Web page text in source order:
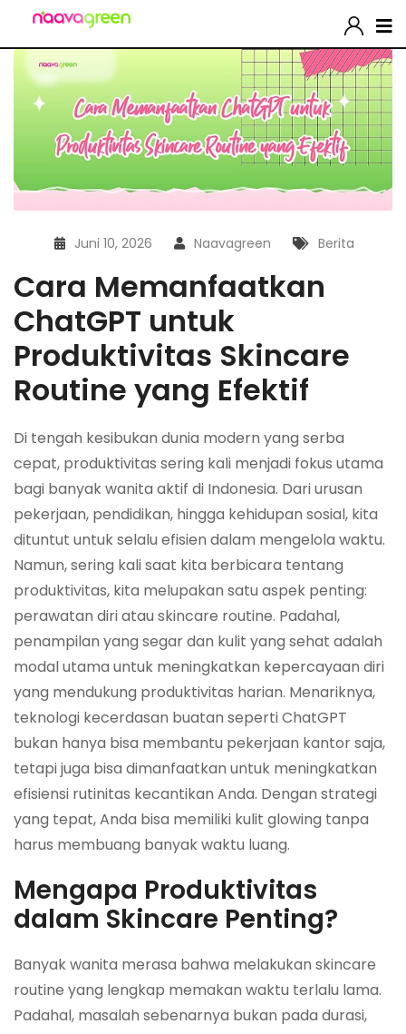
Juni 10, 2026 Naavagreen Berita
Cara Memanfaatkan
ChatGPT untuk
Produktivitas Skincare
Routine yang Efektif
Di tengah kesibukan dunia modern yang serba
cepat, produktivitas sering kali menjadi fokus utama
bagi banyak wanita aktif di Indonesia. Dari urusan
pekerjaan, pendidikan, hingga kehidupan sosial, kita
dituntut untuk selalu efisien dalam mengelola waktu.
Namun, sering kali saat kita berbicara tentang
produktivitas, kita melupakan satu aspek penting:
perawatan diri atau skincare routine. Padahal,
penampilan yang segar dan kulit yang sehat adalah
modal utama untuk meningkatkan kepercayaan diri
yang mendukung produktivitas harian. Menariknya,
teknologi kecerdasan buatan seperti ChatGPT
bukan hanya bisa membantu pekerjaan kantor saja,
tetapi juga bisa dimanfaatkan untuk meningkatkan
efisiensi rutinitas kecantikan Anda. Dengan strategi
yang tepat, Anda bisa memiliki kulit glowing tanpa
harus membuang banyak waktu luang.
Mengapa Produktivitas
dalam Skincare Penting?
Banyak wanita merasa bahwa melakukan skincare
routine yang lengkap memakan waktu terlalu lama.
Padahal, masalah sebenarnya bukan pada durasi,